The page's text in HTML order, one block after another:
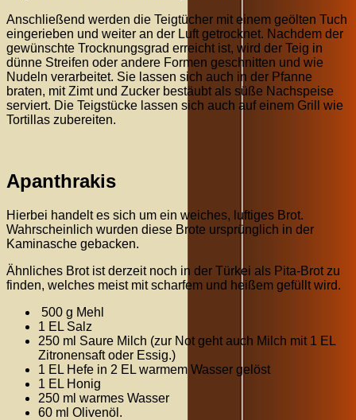
Anschließend werden die Teigtücher mit einem geölten Tuch
eingerieben und weiter an der Luft getrocknet. Nachdem der
gewünschte Trocknungsgrad erreicht ist, wird der Teig in
dünne Streifen oder andere Formen geschnitten und wie
Nudeln verarbeitet. Sie lassen sich auch in der Pfanne
braten, mit Zimt und Zucker bestäubt als süße Nachspeise
serviert. Die Teigstücke lassen sich auch auf einem Grill wie
Tortillas zubereiten.
Apanthrakis
Hierbei handelt es sich um ein weiches, luftiges Brot.
Wahrscheinlich wurden diese Brote ursprünglich in der
Kaminasche gebacken.
Ähnliches Brot ist derzeit noch in der Türkei als Pita-Brot zu
finden, welches meist mit scharfem und heißem gefüllt wird.
500 g Mehl
1 EL Salz
250 ml Saure Milch (zur Not geht auch Milch mit 1 EL
Zitronensaft oder Essig.)
1 EL Hefe in 2 EL warmem Wasser gelöst
1 EL Honig
250 ml warmes Wasser
60 ml Olivenöl.